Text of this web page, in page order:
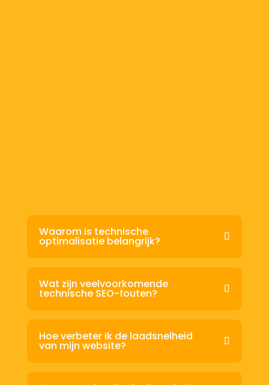
Waarom is technische
optimalisatie belangrijk?
Wat zijn veelvoorkomende
technische SEO-fouten?
Hoe verbeter ik de laadsnelheid
van mijn website?